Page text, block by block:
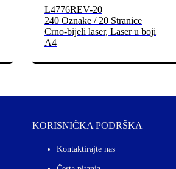
L4776REV-20
240 Oznake / 20 Stranice
Crno-bijeli laser, Laser u boji
A4
KORISNIČKA PODRŠKA
Kontaktirajte nas